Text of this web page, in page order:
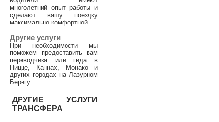
многолетний опыт работы и
сделают вашу поездку
максимально комфортной
Другие услуги
При необходимости мы
поможем предоставить вам
переводчика или гида в
Ницце, Каннах, Монако и
других городах на Лазурном
Берегу
ДРУГИЕ УСЛУГИ
ТРАНСФЕРА